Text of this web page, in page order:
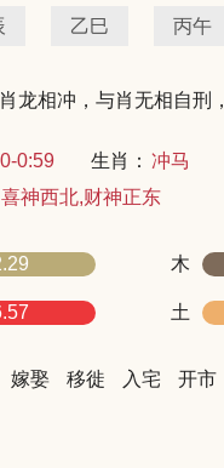
乙巳 丙午
龙相冲，与肖无相自刑
0:59 生肖： 冲马
喜神西北,财神正东
木
土
嫁娶 移徙 入宅 开市